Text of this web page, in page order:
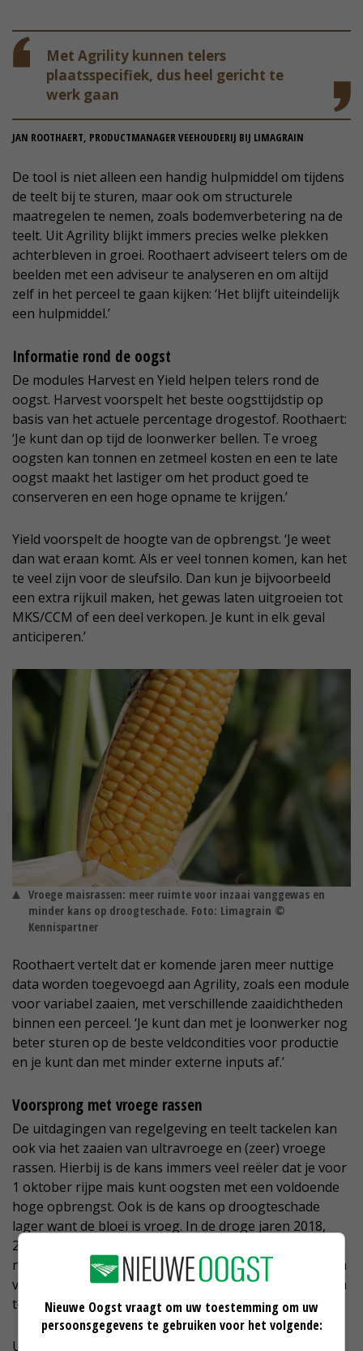
Met Agrility kunnen telers
plaatsspecifiek, dus heel gericht te
werk gaan
JAN ROOTHAERT, PRODUCTMANAGER VEEHOUDERIJ BIJ LIMAGRAIN
De tool is niet alleen een handig hulpmiddel om tijdens
de teelt bij te sturen, maar ook om structurele
maatregelen te nemen, zoals bodemverbetering na de
teelt. Uit Agrility blijkt immers precies welke plekken
achterbleven in groei. Roothaert adviseert telers om de
beelden met een adviseur te analyseren en om altijd
zelf in het perceel te gaan kijken: ‘Het blijft uiteindelijk
een hulpmiddel.’
Informatie rond de oogst
De modules Harvest en Yield helpen telers rond de
oogst. Harvest voorspelt het beste oogsttijdstip op
basis van het actuele percentage drogestof. Roothaert:
‘Je kunt dan op tijd de loonwerker bellen. Te vroeg
oogsten kan tonnen en zetmeel kosten en een te late
oogst maakt het lastiger om het product goed te
conserveren en een hoge opname te krijgen.’
Yield voorspelt de hoogte van de opbrengst. ‘Je weet
dan wat eraan komt. Als er veel tonnen komen, kan het
te veel zijn voor de sleufsilo. Dan kun je bijvoorbeeld
een extra rijkuil maken, het gewas laten uitgroeien tot
MKS/CCM of een deel verkopen. Je kunt in elk geval
anticiperen.’
Vroege maisrassen: meer ruimte voor inzaai vanggewas en
minder kans op droogteschade. Foto: Limagrain ©
Kennispartner
Roothaert vertelt dat er komende jaren meer nuttige
data worden toegevoegd aan Agrility, zoals een module
voor variabel zaaien, met verschillende zaaidichtheden
binnen een perceel. ‘Je kunt dan met je loonwerker nog
beter sturen op de beste veldcondities voor productie
en je kunt dan met minder externe inputs af.’
Voorsprong met vroege rassen
De uitdagingen van regelgeving en teelt tackelen kan
ook via het zaaien van ultravroege en (zeer) vroege
rassen. Hierbij is de kans immers veel reëler dat je voor
1 oktober rijpe mais kunt oogsten met een voldoende
hoge opbrengst. Ook is de kans op droogteschade
lager want de bloei is vroeg. In de droge jaren 2018,
2019 en 2020 konden die rassen voor de droogte het
nog beschikbare bodemvocht benutten. Dat gaf ze een
voorsprong. Telers van middenvroege rassen moesten
toen beregenen of een lagere opbrengst accepteren.
Ultravroege en (zeer) vroege rassen kunnen ook later
Nieuwe Oogst vraagt om uw toestemming om uw
persoonsgegevens te gebruiken voor het volgende: